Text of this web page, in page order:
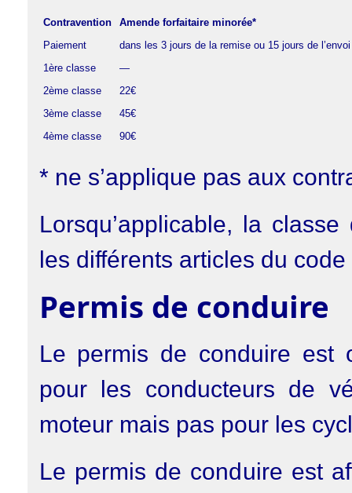
Contravention
Amende forfaitaire minorée*
Paiement
dans les 3 jours de la remise ou 15 jours de l’envoi
1ère classe
—
2ème classe
22€
3ème classe
45€
4ème classe
90€
* ne s’applique pas aux
Lorsqu’applicable, la
les différents articles du
Permis de conduire
Le permis de conduire est
pour les conducteurs de
moteur mais pas pour les
Le permis de conduire est